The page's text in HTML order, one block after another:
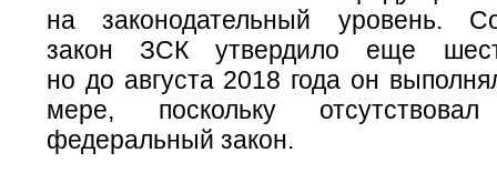
на законодательный уровень.
закон ЗСК утвердило еще
но до августа 2018 года он
мере, поскольку
федеральный закон.